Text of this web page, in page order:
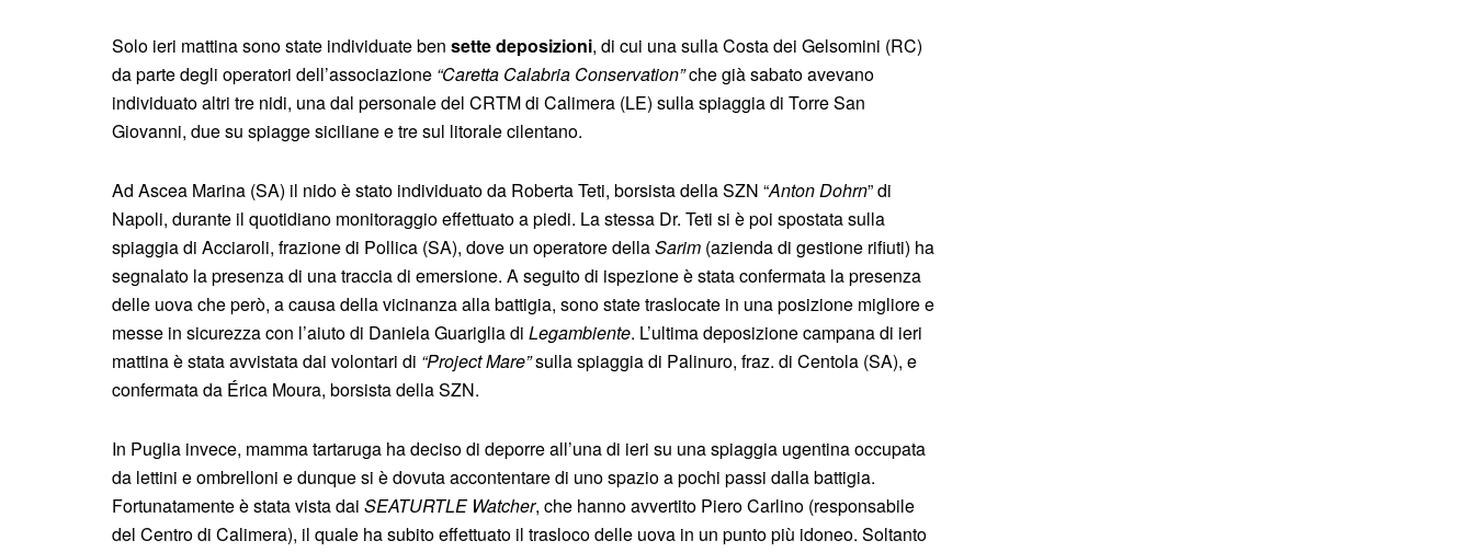
Solo ieri mattina sono state individuate ben sette deposizioni, di cui una sulla Costa dei Gelsomini (RC)
da parte degli operatori dell’associazione “Caretta Calabria Conservation”che già sabato avevano
individuato altri tre nidi, una dal personale del CRTM di Calimera (LE) sulla spiaggia di Torre San
Giovanni, due su spiagge siciliane e tre sul litorale cilentano.
Ad Ascea Marina (SA) il nido è stato individuato da Roberta Teti, borsista della SZN “Anton Dohrn” di
Napoli, durante il quotidiano monitoraggio effettuato a piedi. La stessa Dr. Teti si è poi spostata sulla
spiaggia di Acciaroli, frazione di Pollica (SA), dove un operatore dellaSarim (azienda di gestione rifiuti) ha
segnalato la presenza di una traccia di emersione. A seguito di ispezione è stata confermata la presenza
delle uova che però, a causa della vicinanza alla battigia, sono state traslocate in una posizione migliore e
messe in sicurezza con l’aiuto di Daniela Guariglia di Legambiente. L’ultima deposizione campana di ieri
mattina è stata avvistata dai volontari di “Project Mare”sulla spiaggia di Palinuro, fraz. di Centola (SA), e
confermata da Érica Moura, borsista della SZN.
In Puglia invece, mamma tartaruga ha deciso di deporre all’una di ieri su una spiaggia ugentina occupata
da lettini e ombrelloni e dunque si è dovuta accontentare di uno spazio a pochi passi dalla battigia.
Fortunatamente è stata vista dai SEATURTLE Watcher, che hanno avvertito Piero Carlino (responsabile
del Centro di Calimera), il quale ha subito effettuato il trasloco delle uova in un punto più idoneo. Soltanto